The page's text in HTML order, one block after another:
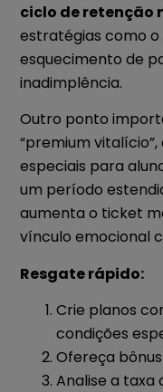
ciclo de retenção
estratégias como
esquecimento de
inadimplência.
Outro ponto
“premium
especiais para
um período
aumenta o ticket
vínculo emocional
Resgate rápido:
Crie planos
condições
Ofereça
Analise a